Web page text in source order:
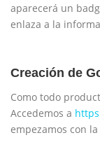
aparecerá un
enlaza a la
Creación de
Como todo
Accedemos a
empezamos con